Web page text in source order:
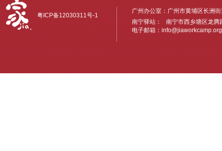
粤ICP备12030311号-1
广州办公室：广州市黄埔区长洲
南宁驿站： 南宁市西乡塘区龙
电子邮箱： info@jiaworkcamp.org